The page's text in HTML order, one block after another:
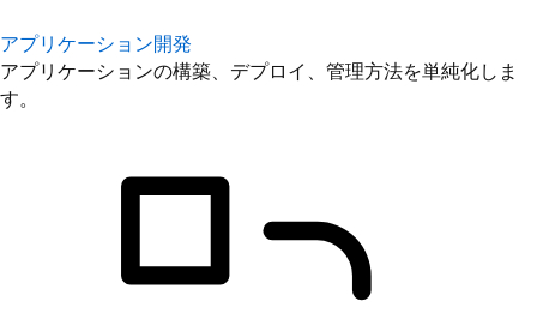
アプリケーション開発
アプリケーションの構築、デプロイ、管理方法を単純化しま
す。